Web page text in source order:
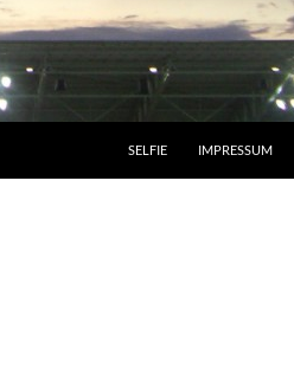
SELFIE IMPRESSUM